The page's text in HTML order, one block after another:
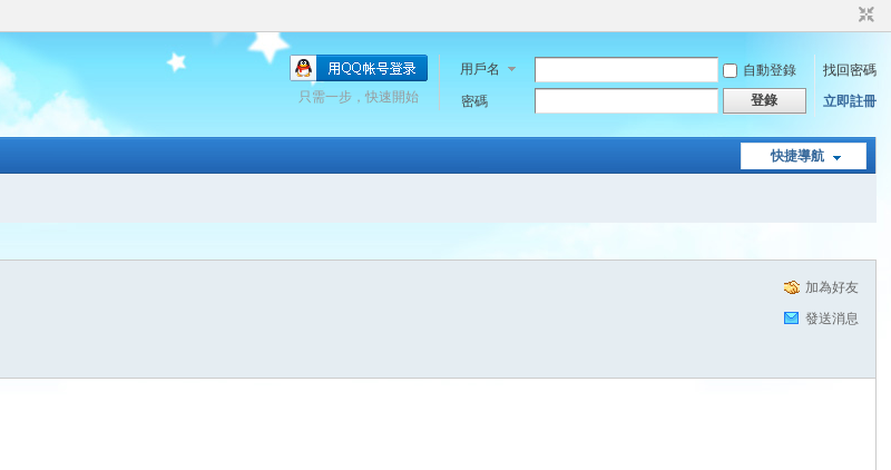
用戶名 自動登錄
找回密碼
密碼
登錄 立即註冊
只需一步，快速開始
快捷導航
加為好友
發送消息